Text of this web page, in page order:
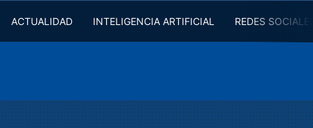
ACTUALIDAD INTELIGENCIA ARTIFICIAL REDES